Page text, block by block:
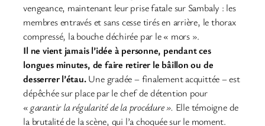
vengeance, maintenant leur prise fatale sur Sambaly : les
membres entravés et sans cesse tirés en arrière, le thorax
compressé, la bouche déchirée par le « mors ».
Il ne vient jamais l’idée à personne, pendant ces
longues minutes, de faire retirer le bâillon ou de
desserrer l’étau.Une gradée – finalement acquittée – est
dépêchée sur place par le chef de détention pour
« garantir la régularité de la procédure ». Elle témoigne de
la brutalité de la scène, qui l’a choquée sur le moment.